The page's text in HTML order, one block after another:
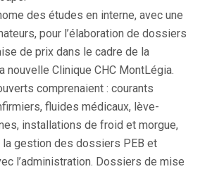
des études en interne, avec une
pour l’élaboration de dossiers
de prix dans le cadre de la
nouvelle Clinique CHC MontLégia.
comprenaient : courants
fluides médicaux, lève-
installations de froid et morgue,
la gestion des dossiers PEB et
l’administration. Dossiers de mise